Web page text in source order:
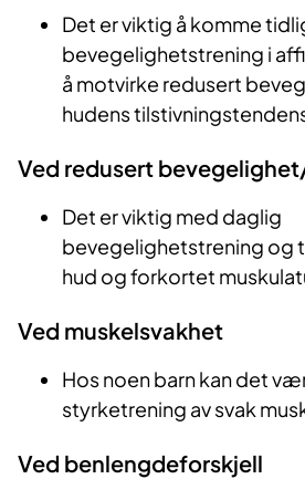
Det er viktig å komme
bevegelighetstrening i
å motvirke redusert
hudens
Ved redusert
Det er viktig med daglig
bevegelighetstrening og
hud og forkortet
Ved muskelsvakhet
Hos noen barn kan det
styrketrening av svak
Ved benlengdeforskjell